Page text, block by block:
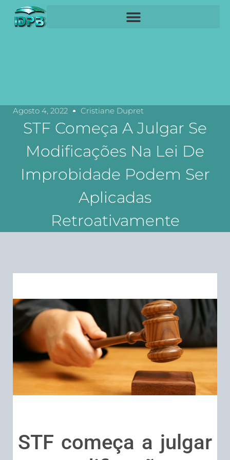
Agosto 4, 2022 Cristiane Dupret
STF Começa A Julgar Se
Modificações Na Lei De
Improbidade Podem Ser
Aplicadas
Retroativamente
STF começa a julgar